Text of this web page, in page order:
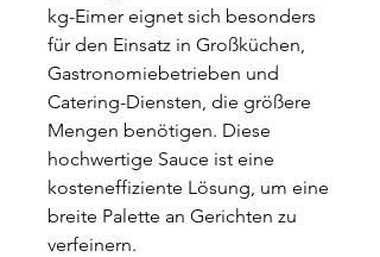
kg-Eimer eignet sich besonders
für den Einsatz in Großküchen,
Gastronomiebetrieben und
Catering-Diensten, die größere
Mengen benötigen. Diese
hochwertige Sauce ist eine
kosteneffiziente Lösung, um eine
breite Palette an Gerichten zu
verfeinern.